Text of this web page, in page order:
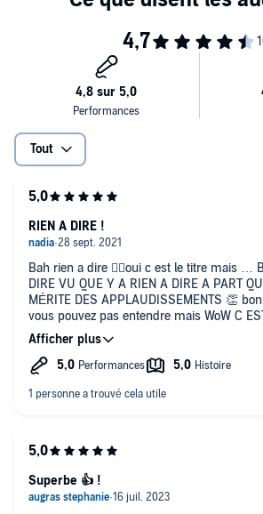
Tout
Bah rien a dire 👆🏻oui c est le titre mais …
DIRE VU QUE Y A RIEN A DIRE A PART
MÉRITE DES APPLAUDISSEMENTS 👏
vous pouvez pas entendre mais WoW C
INCROOOOOOOYABLE Bon j etais pas
me je me suis emporté deso 😅
RIEN A DIRE !
Superbe 👍 !